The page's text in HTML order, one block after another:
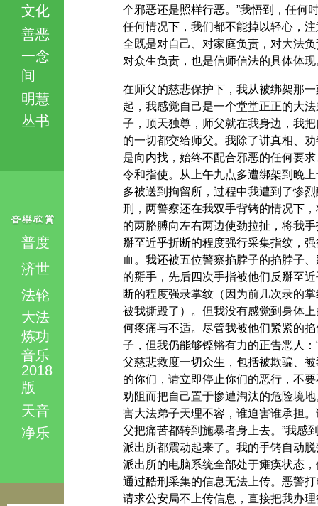
文化
善恶
一念
间
明慧
丛书
普度
济世
法轮
大法
炼功
音乐
2018
版
天音
净乐
个邪恶还是照样行恶。”我悟到，任何
任何情况下，我们都不能掉以轻心，注
全既是对自己、对家庭负责，对大法负
对众生负责，也是信师信法的具体体现
在师父的慈悲保护下，我从被绑架那一
起，我感觉自己是一个堂堂正正的大法
子，顶天独尊，师父就在我身边，我把
的一切都交给师父。我除了讲真相、劝
是向内找，始终不配合邪恶的任何要求
令和指使。从上午九点多遭绑架到晚上
多被送到拘留所，过程中我遭到了惨烈
刑，两警察还在我双手背铐的情况下，
的两胳膊向左右两边使劲拉扯，将我手
掰至近乎折断的程度强行采集指纹，强
血。我还被五位警察掐脖子的掐脖子
的掰手，先后四次手指被他们反掰至近
断的程度强录掌纹（因为前几次录的
被我撕毁了）。但我没有感觉到身体上
何疼痛与不适。尽管我被他们紧紧的掐
子，但我仍能够铿锵有力的正告恶人：
父慈悲救度一切众生，包括被欺骗、被
的你们，请立即停止你们的恶行，不要
劝阻而把自己置于惨遭淘汰的危险境地
害大法弟子天理不容，谁迫害谁承担。
父把痛苦都转到施暴者身上去。”我感
派出所都震动起来了。我的手铐自动脱
派出所的电脑系统全部处于瘫痪状态，
通过酷刑采集的信息无法上传。恶警打
请求公安局不上传信息，直接把我办理